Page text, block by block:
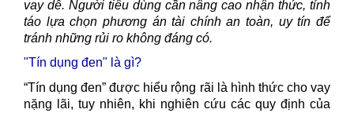
vay dễ. Người tiêu dùng cần nâng cao nhận thức, tỉnh
táo lựa chọn phương án tài chính an toàn, uy tín để
tránh những rủi ro không đáng có.
"Tín dụng đen" là gì?
“Tín dụng đen” được hiểu rộng rãi là hình thức cho vay
nặng lãi, tuy nhiên, khi nghiên cứu các quy định của